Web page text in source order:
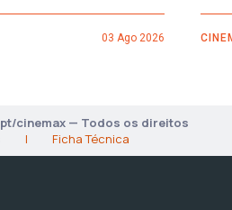
03 Ago 2026
cinemax — Todos os direitos
| Ficha Técnica